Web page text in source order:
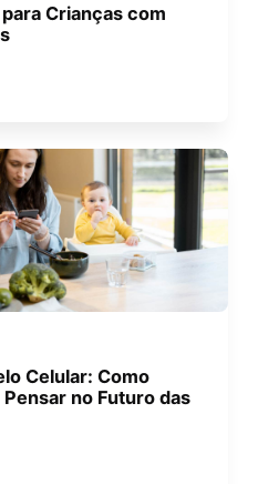
Crianças com
Celular: Como
no Futuro das